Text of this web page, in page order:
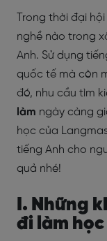
Trong thời đại
nghề nào trong
Anh. Sử dụng
quốc tế mà còn
đó, nhu cầu tìm
làm ngày càng
học của
tiếng Anh cho
quả nhé!
I. Những
đi làm